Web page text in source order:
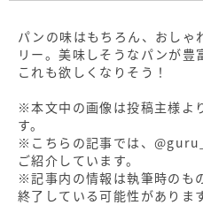
パンの味はもちろん、おしゃ
リー。美味しそうなパンが豊
これも欲しくなりそう！
※本文中の画像は投稿主様よ
す。
※こちらの記事では、
ご紹介しています。
※記事内の情報は執筆時のも
終了している可能性がありま